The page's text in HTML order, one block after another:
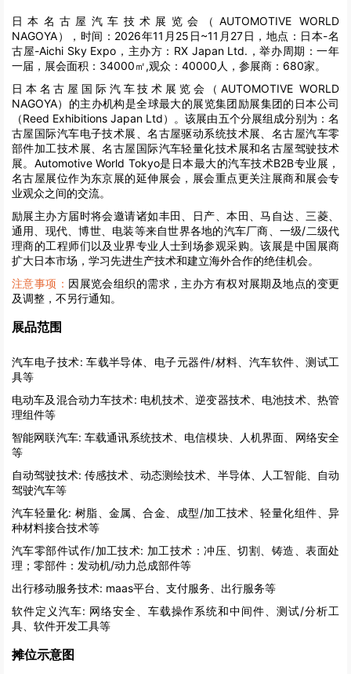
日本名古屋汽车技术展览会（AUTOMOTIVE WORLD
NAGOYA），时间：2026年11月25日~11月27日，地点：日本-名
古屋-Aichi Sky Expo，主办方：RX Japan Ltd.，举办周期：一年
一届，展会面积：34000㎡,观众：40000人，参展商：680家。
日本名古屋国际汽车技术展览会（AUTOMOTIVE WORLD
NAGOYA）的主办机构是全球最大的展览集团励展集团的日本公司
（Reed Exhibitions Japan Ltd）。该展由五个分展组成分别为：名
古屋国际汽车电子技术展、名古屋驱动系统技术展、名古屋汽车零
部件加工技术展、名古屋国际汽车轻量化技术展和名古屋驾驶技术
展。Automotive World Tokyo是日本最大的汽车技术B2B专业展，
名古屋展位作为东京展的延伸展会，展会重点更关注展商和展会专
业观众之间的交流。
励展主办方届时将会邀请诸如丰田、日产、本田、马自达、三菱、
通用、现代、博世、电装等来自世界各地的汽车厂商、一级/二级代
理商的工程师们以及业界专业人士到场参观采购。该展是中国展商
扩大日本市场，学习先进生产技术和建立海外合作的绝佳机会。
注意事项： 因展览会组织的需求，主办方有权对展期及地点的变更
及调整，不另行通知。
展品范围
汽车电子技术: 车载半导体、电子元器件/材料、汽车软件、测试工
具等
电动车及混合动力车技术: 电机技术、逆变器技术、电池技术、热管
理组件等
智能网联汽车: 车载通讯系统技术、电信模块、人机界面、网络安全
等
自动驾驶技术: 传感技术、动态测绘技术、半导体、人工智能、自动
驾驶汽车等
汽车轻量化: 树脂、金属、合金、成型/加工技术、轻量化组件、异
种材料接合技术等
汽车零部件试作/加工技术: 加工技术：冲压、切割、铸造、表面处
理；零部件：发动机/动力总成部件等
出行移动服务技术: maas平台、支付服务、出行服务等
软件定义汽车: 网络安全、车载操作系统和中间件、测试/分析工
具、软件开发工具等
摊位示意图